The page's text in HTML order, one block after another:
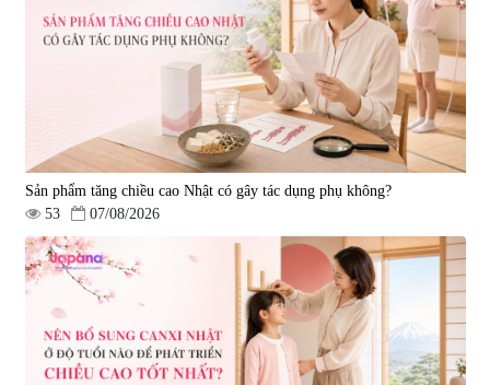
Sản phẩm tăng chiều cao Nhật có gây tác dụng phụ không?
53
07/08/2026